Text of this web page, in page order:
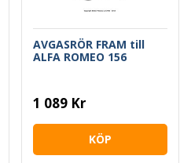
AVGASRÖR FRAM till
ALFA ROMEO 156
1 089 Kr
KÖP